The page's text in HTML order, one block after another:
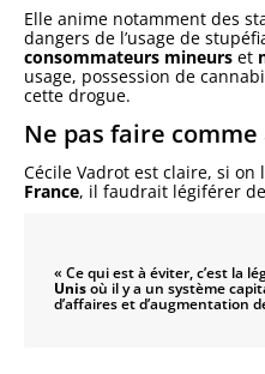
Elle anime notamment des
dangers de l’usage de
consommateurs mineurs et
usage, possession de
cette drogue.
Ne pas faire comme
Cécile Vadrot est claire, si on
France, il faudrait légiférer
« Ce qui est à éviter, c’est la
Unisoù il y a un système
d’affaires et d’augmentation